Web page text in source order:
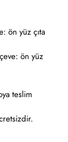
ön yüz çıta
ön yüz
teslim